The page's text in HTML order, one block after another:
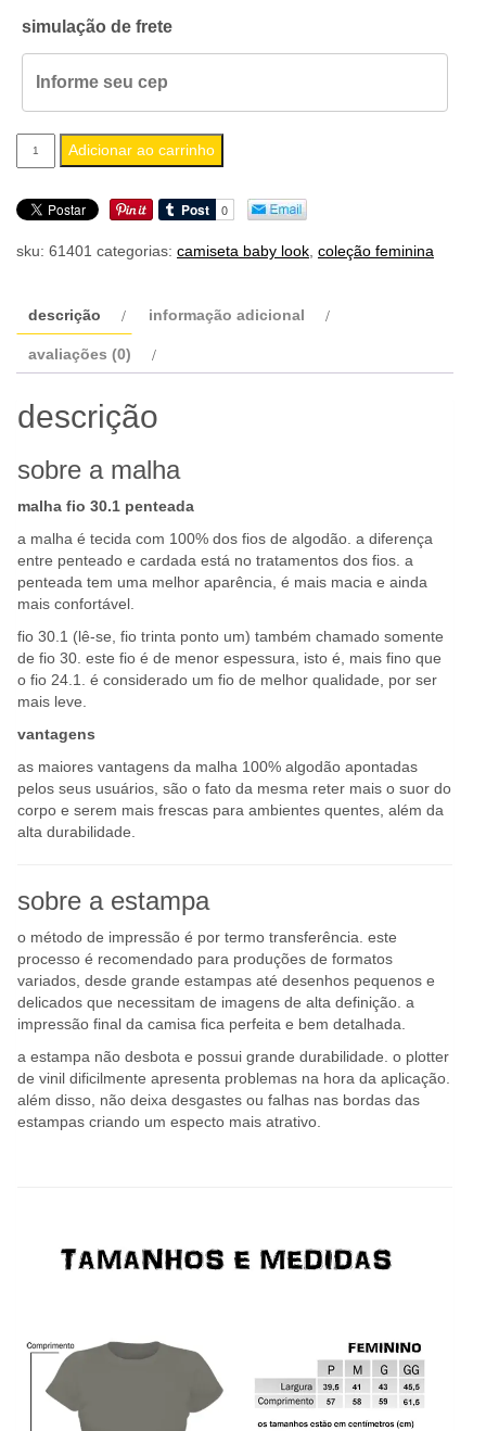
simulação de frete
camiseta
feminina
baby
guillotine
Adicionar ao carrinho
sku: 61401 categorias: camiseta baby look coleção feminina
descrição informação adicional
avaliações (0)
descrição
sobre a malha
malha fio 30.1 penteada
a malha é tecida com 100% dos fios de algodão. a diferença
entre penteado e cardada está no tratamentos dos fios. a
penteada tem uma melhor aparência, é mais macia e ainda
mais confortável.
fio 30.1 (lê-se, fio trinta ponto um) também chamado somente
de fio 30. este fio é de menor espessura, isto é, mais fino que
o fio 24.1. é considerado um fio de melhor qualidade, por ser
mais leve.
vantagens
as maiores vantagens da malha 100% algodão apontadas
pelos seus usuários, são o fato da mesma reter mais o suor do
corpo e serem mais frescas para ambientes quentes, além da
alta durabilidade.
sobre a estampa
o método de impressão é por termo transferência. este
processo é recomendado para produções de formatos
variados, desde grande estampas até desenhos pequenos e
delicados que necessitam de imagens de alta definição. a
impressão final da camisa fica perfeita e bem detalhada.
a estampa não desbota e possui grande durabilidade. o plotter
de vinil dificilmente apresenta problemas na hora da aplicação.
além disso, não deixa desgastes ou falhas nas bordas das
estampas criando um especto mais atrativo.